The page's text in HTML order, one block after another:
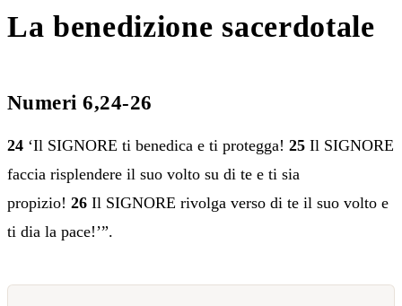
La benedizione sacerdotale
Numeri 6,24-26
24 ‘Il SIGNORE ti benedica e ti protegga! 25 Il SIGNORE
faccia risplendere il suo volto su di te e ti sia
propizio! 26 Il SIGNORE rivolga verso di te il suo volto e
ti dia la pace!’”.